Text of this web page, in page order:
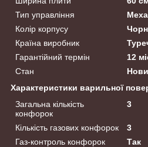
Тип управління
Колір корпусу
Країна виробник
Гарантійний термін
12
Стан
Характеристики варильної
Загальна кількість
конфорок
3
Кількість газових конфорок
3
Газ-контроль конфорок
Так